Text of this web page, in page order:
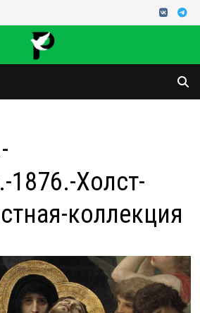
1876.-Холст-
коллекция